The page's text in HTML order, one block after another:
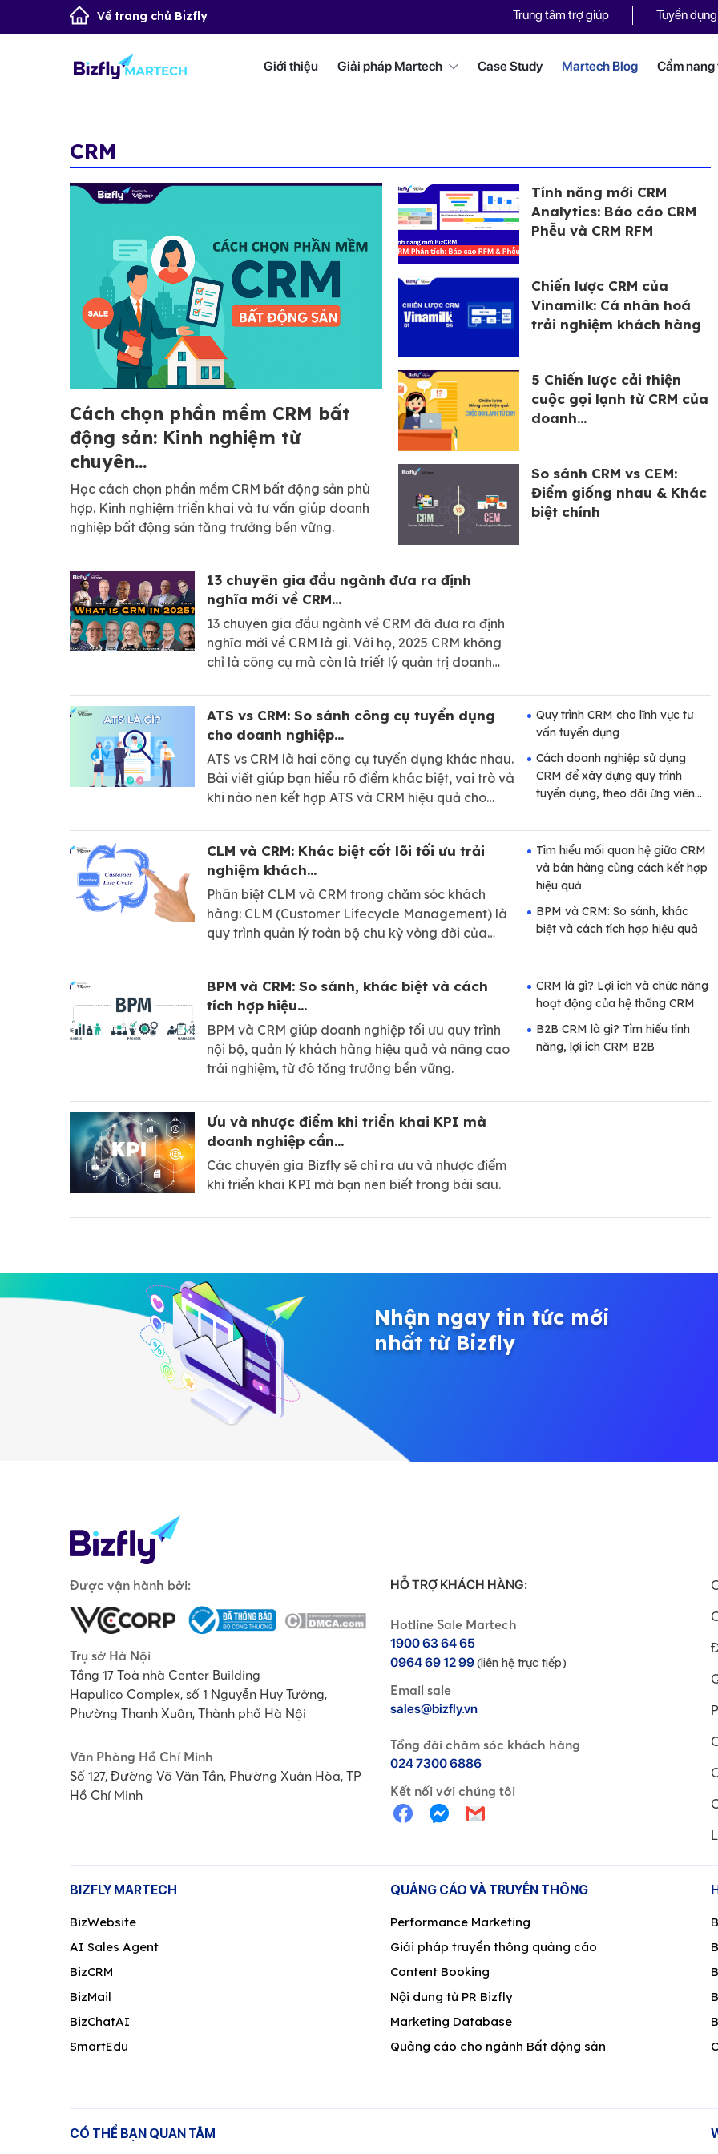
Về trang chủ Bizfly Trung tâm trợ giúp Tuyển dụng
Giới thiệu Giải pháp Martech Case Study Martech Blog Cẩm
CRM
Cách chọn phần mềm CRM bất
động sản: Kinh nghiệm từ
chuyên...
Học cách chọn phần mềm CRM bất động sản phù
hợp. Kinh nghiệm triển khai và tư vấn giúp doanh
nghiệp bất động sản tăng trưởng bền vững.
Tính năng mới CRM
Analytics: Báo cáo CRM
Phễu và CRM RFM
Chiến lược CRM của
Vinamilk: Cá nhân hoá
trải nghiệm khách hàng
5 Chiến lược cải thiện
cuộc gọi lạnh từ CRM của
doanh...
So sánh CRM vs CEM:
Điểm giống nhau & Khác
biệt chính
13 chuyên gia đầu ngành đưa ra định
nghĩa mới về CRM...
13 chuyên gia đầu ngành về CRM đã đưa ra định
nghĩa mới về CRM là gì. Với họ, 2025 CRM không
chỉ là công cụ mà còn là triết lý quản trị doanh
doanh nghiệp tăng trưởng.
ATS vs CRM: So sánh công cụ tuyển dụng
cho doanh nghiệp...
ATS vs CRM là hai công cụ tuyển dụng khác nhau.
Bài viết giúp bạn hiểu rõ điểm khác biệt, vai trò và
khi nào nên kết hợp ATS và CRM hiệu quả cho
Quy trình CRM cho lĩnh vực tư
vấn tuyển dụng
Cách doanh nghiệp sử dụng
CRM để xây dựng quy trình
tuyển dụng, theo dõi ứng viên
CLM và CRM: Khác biệt cốt lõi tối ưu trải
nghiệm khách...
Phân biệt CLM và CRM trong chăm sóc khách
hàng: CLM (Customer Lifecycle Management) là
quy trình quản lý toàn bộ chu kỳ vòng đời của
Management) là cách doanh nghiệp quản lý và
chăm sóc mối quan hệ với khách hàng
Tìm hiểu mối quan hệ giữa CRM
và bán hàng cùng cách kết hợp
hiệu quả
BPM và CRM: So sánh, khác
biệt và cách tích hợp hiệu quả
BPM và CRM: So sánh, khác biệt và cách
tích hợp hiệu...
BPM và CRM giúp doanh nghiệp tối ưu quy trình
nội bộ, quản lý khách hàng hiệu quả và nâng cao
trải nghiệm, từ đó tăng trưởng bền vững.
CRM là gì? Lợi ích và chức năng
hoạt động của hệ thống CRM
B2B CRM là gì? Tìm hiểu tính
năng, lợi ích CRM B2B
Ưu và nhược điểm khi triển khai KPI mà
doanh nghiệp cần...
Các chuyên gia Bizfly sẽ chỉ ra ưu và nhược điểm
khi triển khai KPI mà bạn nên biết trong bài sau.
Nhận ngay tin tức mới
nhất từ Bizfly
Được vận hành bởi:
Trụ sở Hà Nội
Tầng 17 Toà nhà Center Building
Hapulico Complex, số 1 Nguyễn Huy Tưởng,
Phường Thanh Xuân, Thành phố Hà Nội
Văn Phòng Hồ Chí Minh
Số 127, Đường Võ Văn Tần, Phường Xuân Hòa, TP
Hồ Chí Minh
HỖ TRỢ KHÁCH HÀNG:
Hotline Sale Martech
1900 63 64 65
0964 69 12 99(liên hệ trực tiếp)
Email sale
sales@bizfly.vn
Tổng đài chăm sóc khách hàng
024 7300 6886
Kết nối với chúng tôi
BIZFLY MARTECH
BizWebsite
AI Sales Agent
BizCRM
BizMail
BizChatAI
SmartEdu
QUẢNG CÁO VÀ TRUYỀN THÔNG
Performance Marketing
Giải pháp truyền thông quảng cáo
Content Booking
Nội dung từ PR Bizfly
Marketing Database
Quảng cáo cho ngành Bất động sản
CÓ THỂ BẠN QUAN TÂM